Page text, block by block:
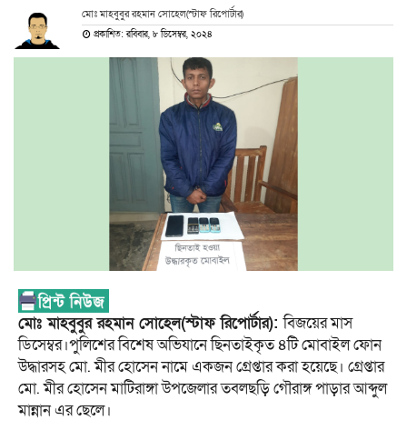
মোঃ মাহবুবুর রহমান সোহেল(স্টাফ রিপোর্টার)
প্রকাশিত: রবিবার, ৮ ডিসেম্বর, ২০২৪
মোঃ মাহবুবুর রহমান সোহেল(স্টাফ রিপোর্টার):বিজয়ের মাস
ডিসেম্বর।পুলিশের বিশেষ অভিযানে ছিনতাইকৃত ৪টি মোবাইল ফোন
উদ্ধারসহ মো. মীর হোসেন নামে একজন গ্রেপ্তার করা হয়েছে। গ্রেপ্তার
মো. মীর হোসেন মাটিরাঙ্গা উপজেলার তবলছড়ি গৌরাঙ্গ পাড়ার আব্দুল
মান্নান এর ছেলে।